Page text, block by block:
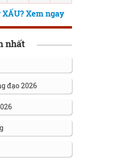
Xem ngay
nhất
đạo 2026